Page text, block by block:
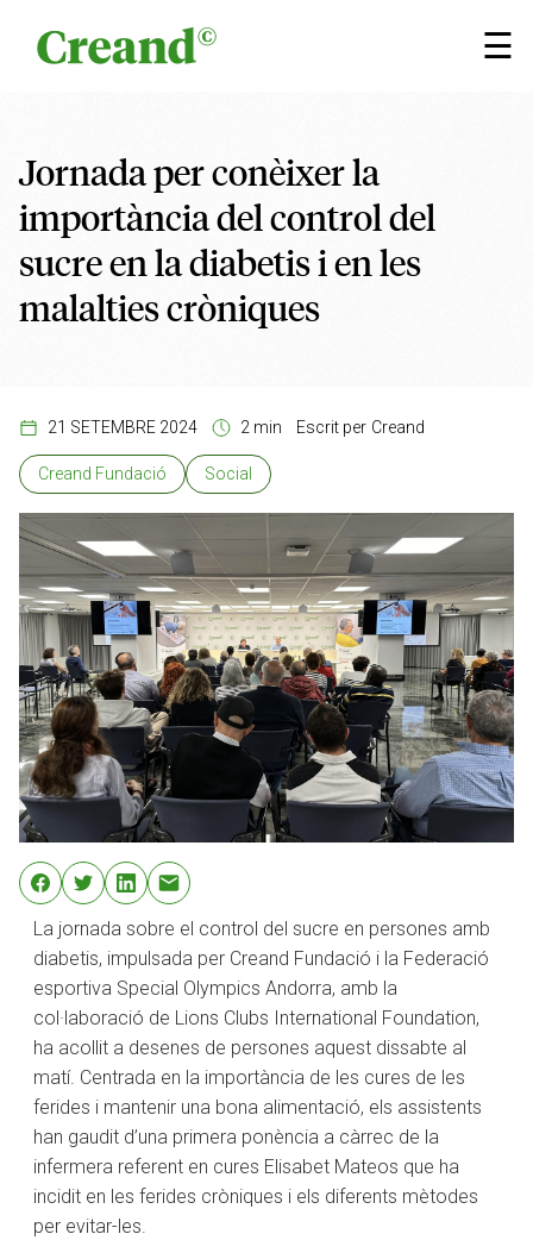
☰
×
Jornada per conèixer la
importància del control del
sucre en la diabetis i en les
malalties cròniques
21 SETEMBRE 2024 2 min Escrit per Creand
Creand Fundació Social
La jornada sobre el control del sucre en persones amb
diabetis, impulsada per Creand Fundació i la Federació
esportiva Special Olympics Andorra, amb la
col·laboració de Lions Clubs International Foundation,
ha acollit a desenes de persones aquest dissabte al
matí. Centrada en la importància de les cures de les
ferides i mantenir una bona alimentació, els assistents
han gaudit d’una primera ponència a càrrec de la
infermera referent en cures Elisabet Mateos que ha
incidit en les ferides cròniques i els diferents mètodes
per evitar-les.